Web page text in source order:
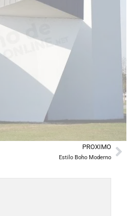
PROXIMO
Estilo Boho ModernoNext